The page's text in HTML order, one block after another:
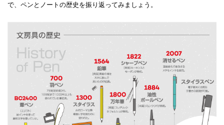
で、ペンとノートの歴史を振り返ってみましょう。